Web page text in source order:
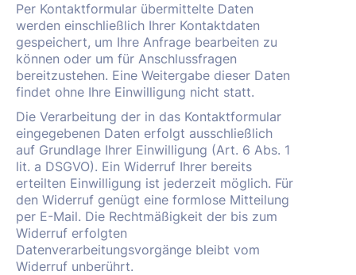
Per Kontaktformular übermittelte Daten
werden einschließlich Ihrer Kontaktdaten
gespeichert, um Ihre Anfrage bearbeiten zu
können oder um für Anschlussfragen
bereitzustehen. Eine Weitergabe dieser Daten
findet ohne Ihre Einwilligung nicht statt.
Die Verarbeitung der in das Kontaktformular
eingegebenen Daten erfolgt ausschließlich
auf Grundlage Ihrer Einwilligung (Art. 6 Abs. 1
lit. a DSGVO). Ein Widerruf Ihrer bereits
erteilten Einwilligung ist jederzeit möglich. Für
den Widerruf genügt eine formlose Mitteilung
per E-Mail. Die Rechtmäßigkeit der bis zum
Widerruf erfolgten
Datenverarbeitungsvorgänge bleibt vom
Widerruf unberührt.